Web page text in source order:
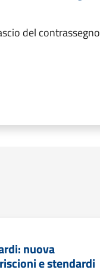
del contrassegno
nuova
e stendardi